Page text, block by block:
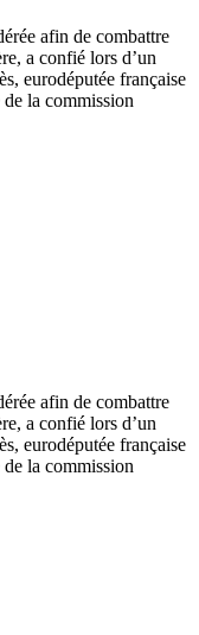
afin de combattre
a confié lors d’un
eurodéputée française
la commission
afin de combattre
a confié lors d’un
eurodéputée française
la commission